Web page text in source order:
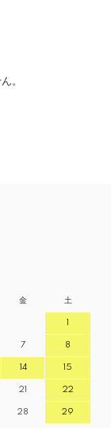
。
金 土
1
7 8
14 15
21 22
28 29